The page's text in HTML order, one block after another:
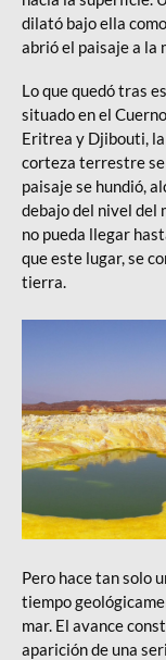
dilató bajo ella
abrió el paisaje a la
Lo que quedó tras
situado en el
Eritrea y Djibouti,
corteza terrestre
paisaje se hundió,
debajo del nivel del
no pueda llegar
que este lugar, se
tierra.
Pero hace tan solo
tiempo
mar. El avance
aparición de una